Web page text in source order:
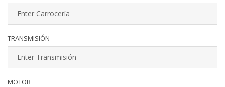
TRANSMISIÓN
MOTOR